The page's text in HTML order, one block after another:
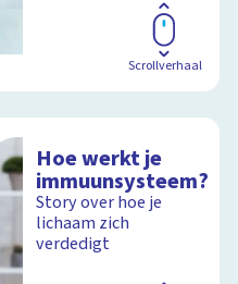
Scrollverhaal
Hoe werkt je
immuunsysteem?
Story over hoe je
lichaam zich
verdedigt